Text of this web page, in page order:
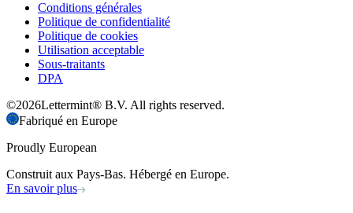
Conditions générales
Politique de confidentialité
Politique de cookies
Utilisation acceptable
Sous-traitants
DPA
©2026Lettermint® B.V. All rights reserved.
Fabriqué en Europe
Proudly European
Construit aux Pays-Bas. Hébergé en Europe.
En savoir plus